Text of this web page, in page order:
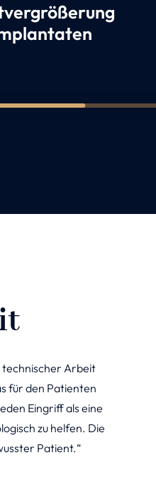
technischer Arbeit
für den Patienten
Eingriff als eine
zu helfen. Die
Patient.